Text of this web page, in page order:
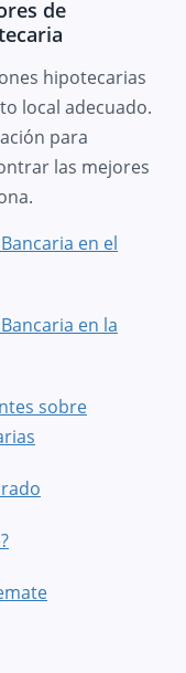
de
hipotecarias
local adecuado.
para
las mejores
en el
en la
sobre